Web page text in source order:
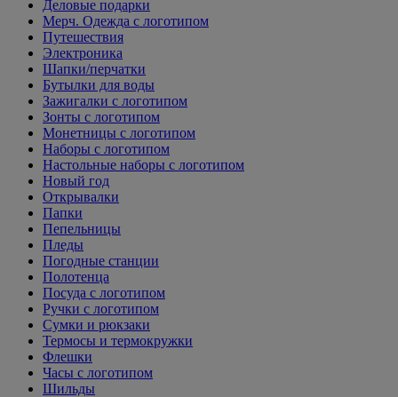
Деловые подарки
Мерч. Одежда с логотипом
Путешествия
Электроника
Шапки/перчатки
Бутылки для воды
Зажигалки с логотипом
Зонты с логотипом
Монетницы с логотипом
Наборы с логотипом
Настольные наборы с логотипом
Новый год
Открывалки
Папки
Пепельницы
Пледы
Погодные станции
Полотенца
Посуда с логотипом
Ручки с логотипом
Сумки и рюкзаки
Термосы и термокружки
Флешки
Часы с логотипом
Шильды